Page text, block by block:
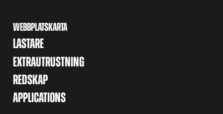
WEBBPLATSKARTA
LASTARE
EXTRAUTRUSTNING
REDSKAP
APPLICATIONS